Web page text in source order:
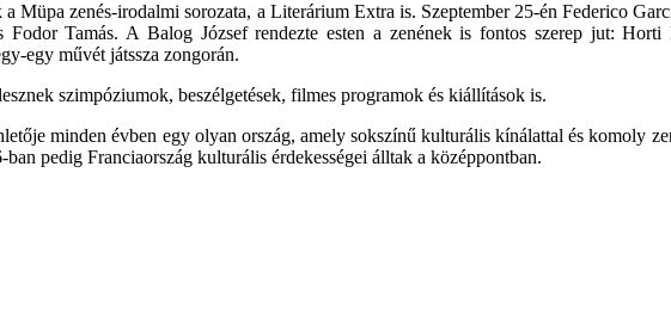
Müpa zenés-irodalmi sorozata, a Literárium Extra is. Szeptember 25-én Federico
Tamás. A Balog József rendezte esten a zenének is fontos szerep jut:
egy művét játssza zongorán.
szimpóziumok, beszélgetések, filmes programok és kiállítások is.
minden évben egy olyan ország, amely sokszínű kulturális kínálattal és komoly
pedig Franciaország kulturális érdekességei álltak a középpontban.